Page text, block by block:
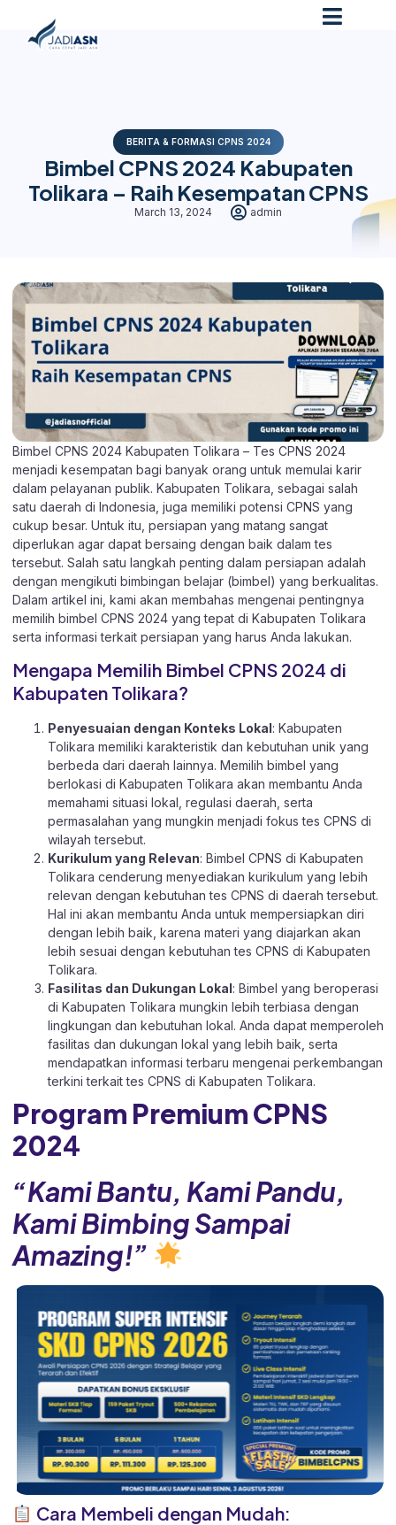
BERITA & FORMASI CPNS 2024
Bimbel CPNS 2024 Kabupaten
Tolikara – Raih Kesempatan CPNS
March 13, 2024 admin
Bimbel CPNS 2024 Kabupaten Tolikara – Tes CPNS 2024
menjadi kesempatan bagi banyak orang untuk memulai karir
dalam pelayanan publik. Kabupaten Tolikara, sebagai salah
satu daerah di Indonesia, juga memiliki potensi CPNS yang
cukup besar. Untuk itu, persiapan yang matang sangat
diperlukan agar dapat bersaing dengan baik dalam tes
tersebut. Salah satu langkah penting dalam persiapan adalah
dengan mengikuti bimbingan belajar (bimbel) yang berkualitas.
Dalam artikel ini, kami akan membahas mengenai pentingnya
memilih bimbel CPNS 2024 yang tepat di Kabupaten Tolikara
serta informasi terkait persiapan yang harus Anda lakukan.
Mengapa Memilih Bimbel CPNS 2024 di
Kabupaten Tolikara?
Penyesuaian dengan Konteks Lokal: Kabupaten
Tolikara memiliki karakteristik dan kebutuhan unik yang
berbeda dari daerah lainnya. Memilih bimbel yang
berlokasi di Kabupaten Tolikara akan membantu Anda
memahami situasi lokal, regulasi daerah, serta
permasalahan yang mungkin menjadi fokus tes CPNS di
wilayah tersebut.
Kurikulum yang Relevan: Bimbel CPNS di Kabupaten
Tolikara cenderung menyediakan kurikulum yang lebih
relevan dengan kebutuhan tes CPNS di daerah tersebut.
Hal ini akan membantu Anda untuk mempersiapkan diri
dengan lebih baik, karena materi yang diajarkan akan
lebih sesuai dengan kebutuhan tes CPNS di Kabupaten
Tolikara.
Fasilitas dan Dukungan Lokal: Bimbel yang beroperasi
di Kabupaten Tolikara mungkin lebih terbiasa dengan
lingkungan dan kebutuhan lokal. Anda dapat memperoleh
fasilitas dan dukungan lokal yang lebih baik, serta
mendapatkan informasi terbaru mengenai perkembangan
terkini terkait tes CPNS di Kabupaten Tolikara.
Program Premium CPNS
2024
“Kami Bantu, Kami Pandu,
Kami Bimbing Sampai
Amazing!”
Cara Membeli dengan Mudah: